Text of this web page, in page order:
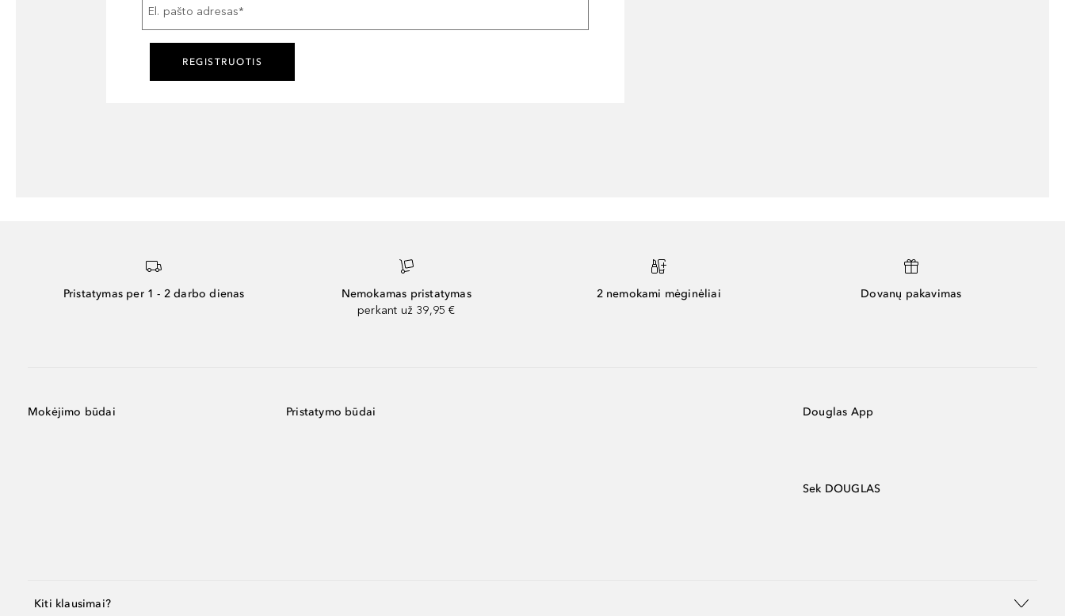
El. pašto adresas*
REGISTRUOTIS
Pristatymas per 1 - 2 darbo dienas
Nemokamas pristatymas
perkant už 39,95 €
2 nemokami mėginėliai Dovanų pakavimas
Mokėjimo būdai Pristatymo būdai Douglas App
Sek DOUGLAS
Kiti klausimai?